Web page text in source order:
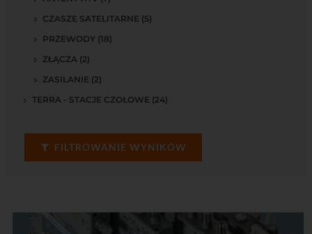
CZASZE SATELITARNE (5)
PRZEWODY (18)
ZŁĄCZA (2)
ZASILANIE (2)
TERRA - STACJE CZOŁOWE (24)
FILTROWANIE WYNIKÓW